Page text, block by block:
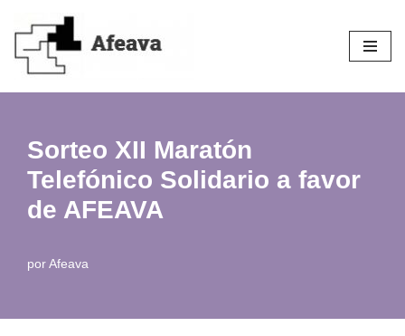
Saltar
Sorteo XII Maratón
Telefónico Solidario a favor
de AFEAVA
porAfeava